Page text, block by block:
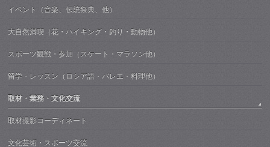
イベント（音楽、伝統祭典、他）
大自然満喫（花・ハイキング・釣り・動物他）
スポーツ観戦・参加（スケート・マラソン他）
留学・レッスン（ロシア語・バレエ・料理他）
取材・業務・文化交流
取材撮影コーディネート
文化芸術・スポーツ交流